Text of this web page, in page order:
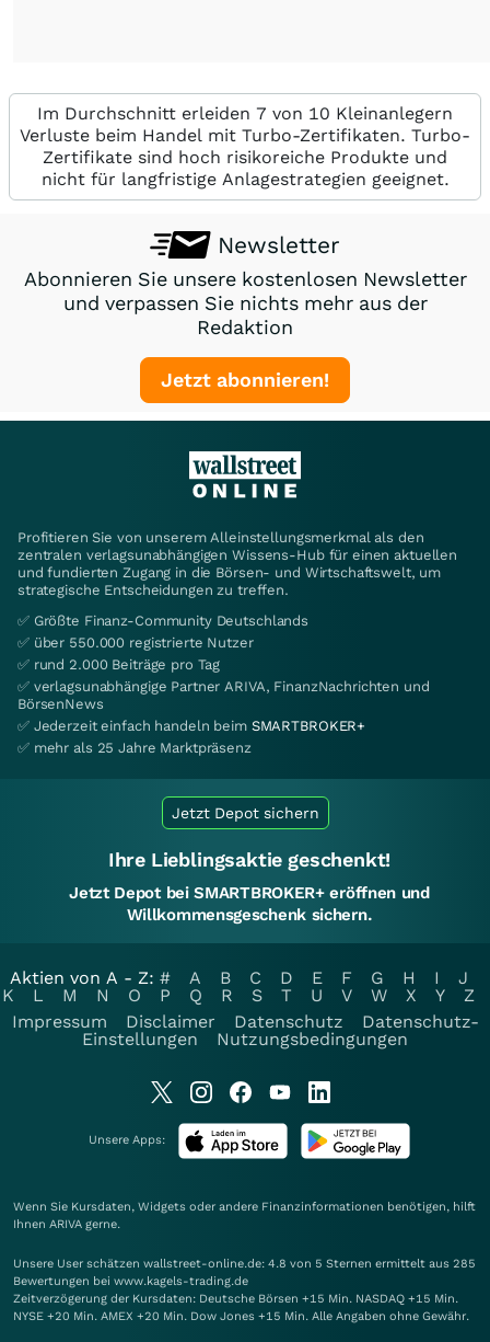
Im Durchschnitt erleiden 7 von 10 Kleinanlegern
Verluste beim Handel mit Turbo-Zertifikaten. Turbo-
Zertifikate sind hoch risikoreiche Produkte und
nicht für langfristige Anlagestrategien geeignet.
Newsletter
Abonnieren Sie unsere kostenlosen Newsletter
und verpassen Sie nichts mehr aus der
Redaktion
Jetzt abonnieren!
Profitieren Sie von unserem Alleinstellungsmerkmal als den
zentralen verlagsunabhängigen Wissens-Hub für einen aktuellen
und fundierten Zugang in die Börsen- und Wirtschaftswelt, um
strategische Entscheidungen zu treffen.
✅ Größte Finanz-Community Deutschlands
✅ über 550.000 registrierte Nutzer
✅ rund 2.000 Beiträge pro Tag
✅ verlagsunabhängige Partner ARIVA, FinanzNachrichten und
BörsenNews
✅ Jederzeit einfach handeln beim SMARTBROKER+
✅ mehr als 25 Jahre Marktpräsenz
Jetzt Depot sichern
Ihre Lieblingsaktie geschenkt!
Jetzt Depot bei SMARTBROKER+ eröffnen und
Willkommensgeschenk sichern.
Aktien von A - Z: # A B C D E F G H I
J
K
L M N O P Q R S T U V W X Y
Z
Impressum
Disclaimer Datenschutz
Datenschutz-
Einstellungen
Nutzungsbedingungen
Unsere Apps:
Wenn Sie Kursdaten, Widgets oder andere Finanzinformationen benötigen, hilft
Ihnen ARIVA gerne.
Unsere User schätzen wallstreet-online.de: 4.8 von 5 Sternen ermittelt aus 285
Bewertungen bei www.kagels-trading.de
Zeitverzögerung der Kursdaten: Deutsche Börsen +15 Min. NASDAQ +15 Min.
NYSE +20 Min. AMEX +20 Min. Dow Jones +15 Min. Alle Angaben ohne Gewähr.